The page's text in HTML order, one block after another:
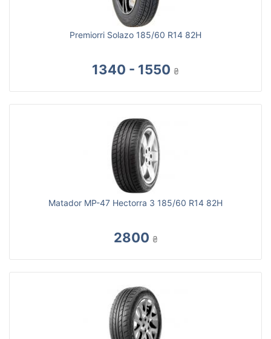
Premiorri Solazo 185/60 R14 82H
1340 - 1550 ₴
Matador MP-47 Hectorra 3 185/60 R14 82H
2800 ₴